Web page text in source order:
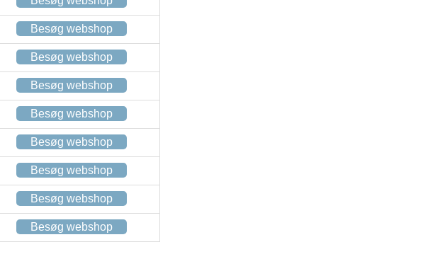
Besøg webshop
Besøg webshop
Besøg webshop
Besøg webshop
Besøg webshop
Besøg webshop
Besøg webshop
Besøg webshop